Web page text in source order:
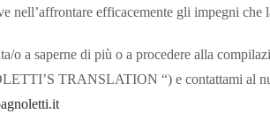
nell’affrontare efficacemente gli impegni che
o a saperne di più o a procedere alla
TRANSLATION “) e contattami al